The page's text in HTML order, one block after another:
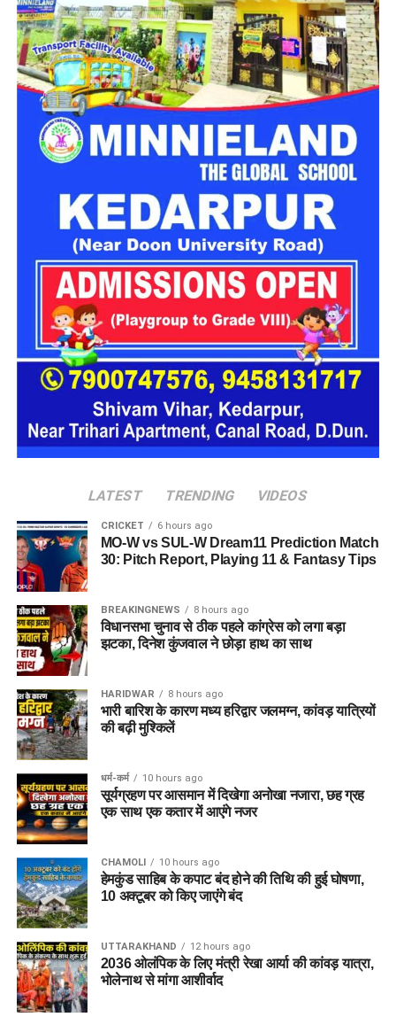
LATEST TRENDING VIDEOS
CRICKET 6 hours ago
MO-W vs SUL-W Dream11 Prediction Match
30: Pitch Report, Playing 11 & Fantasy Tips
BREAKINGNEWS 8 hours ago
विधानसभा चुनाव से ठीक पहले कांग्रेस को लगा बड़ा
झटका, दिनेश कुंजवाल ने छोड़ा हाथ का साथ
HARIDWAR 8 hours ago
भारी बारिश के कारण मध्य हरिद्वार जलमग्न, कांवड़ यात्रियों
की बढ़ी मुश्किलें
धर्म-कर्म 10 hours ago
सूर्यग्रहण पर आसमान में दिखेगा अनोखा नजारा, छह ग्रह
एक साथ एक कतार में आएंगे नजर
CHAMOLI 10 hours ago
हेमकुंड साहिब के कपाट बंद होने की तिथि की हुई घोषणा,
10 अक्टूबर को किए जाएंंगे बंद
UTTARAKHAND 12 hours ago
2036 ओलंपिक के लिए मंत्री रेखा आर्या की कांवड़ यात्रा,
भोलेनाथ से मांगा आशीर्वाद